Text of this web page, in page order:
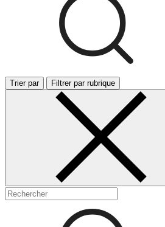
Trier par Filtrer par rubrique